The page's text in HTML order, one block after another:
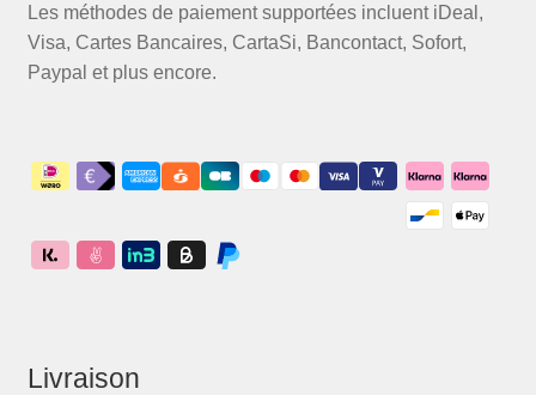
Les méthodes de paiement supportées incluent iDeal,
Visa, Cartes Bancaires, CartaSi, Bancontact, Sofort,
Paypal et plus encore.
Livraison